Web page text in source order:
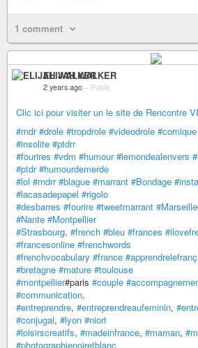
1 comment
ELIJAH WALKER
2 years ago – Public
Clic ici pour visiter un le site de Rencontre
#mdr #drole #tropdrole #videodrole #comique
#insolite #ptdrr
#fourires #vdm #humour #lemondealenvers
#ptdr #humourdemerde
#lol #mdrr #blague #marrant #Bondage
#lacasadepapel #rigolo
#desbarres #fourire #tweetmarrant #Marseille
#Nante #Montpellier
#Strasbourg. #french #bleu #frances
#francesonline #frenchwords
#frenchvocabulary #france
#bretagne #mature #toulouse
#montpellier#paris #couple
#communication,
#entreprendre, #entreprendreaufeminin,
#conjugal, #lyon #niort
#loisirscreatifs, #madeinfrance, #maman,
#photographienoiretblanc